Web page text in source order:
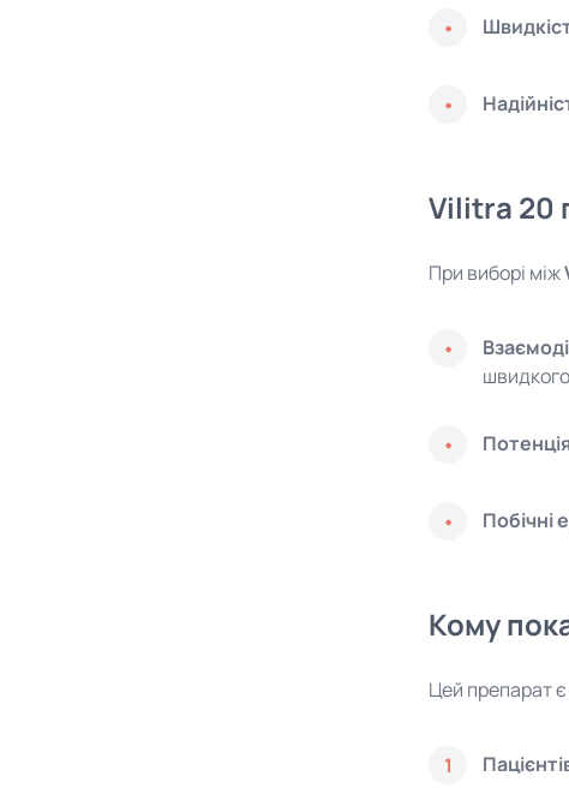
Vilitra 20
При виборі між
Побічні
Кому
Цей препарат
1